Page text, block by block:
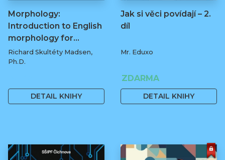
Morphology:
Introduction to English
morphology for…
Richard Skultéty Madsen,
Ph.D.
DETAIL KNIHY
Jak si věci povídají – 2.
díl
Mr. Eduxo
ZDARMA
DETAIL KNIHY